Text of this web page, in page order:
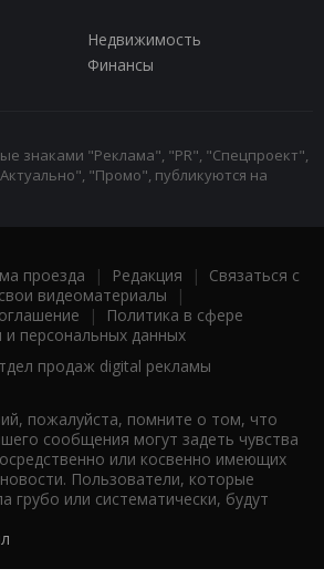
Недвижимость
Финансы
знаками "Реклама", "PR", "Спецпроект",
"Промо", публикуются на
проезда | Редакция | Связаться с
видеоматериалы |
|
Политика в сфере
персональных данных
продаж digital рекламы
пожалуйста, помните о том, что
сообщения могут задеть чувства
или косвенно имеющих
Пользователи, которые
грубо или систематически, будут